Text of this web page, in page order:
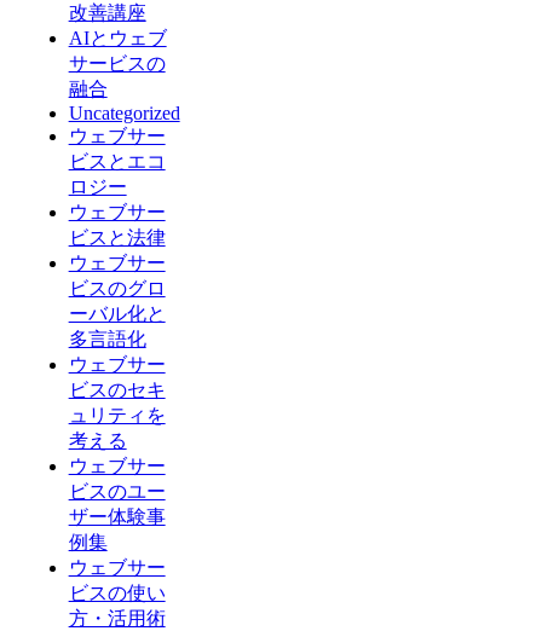
改善講座
AIとウェブ
サービスの
融合
Uncategorized
ウェブサー
ビスとエコ
ロジー
ウェブサー
ビスと法律
ウェブサー
ビスのグロ
ーバル化と
多言語化
ウェブサー
ビスのセキ
ュリティを
考える
ウェブサー
ビスのユー
ザー体験事
例集
ウェブサー
ビスの使い
方・活用術